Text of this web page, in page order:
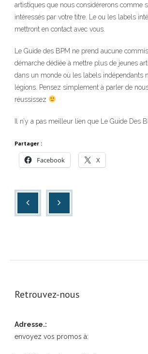
artistiques que nous considérerons comme
intéressés par votre titre. Le ou les labels
mettront en contact avec vous.
Le Guide des BPM ne prend aucune
démarche dédiée à mettre plus de jeunes
dans un monde où les labels indépendants
légions. Pensez simplement à parler de
réussissez
Il n’y a pas meilleur lien que Le Guide Des
Partager :
Facebook X
Retrouvez-nous
Adresse.:
envoyez vos promos à: